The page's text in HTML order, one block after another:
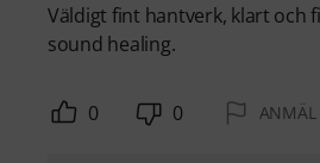
Väldigt fint hantverk, klart och
sound healing.
0 0 ANMÄL